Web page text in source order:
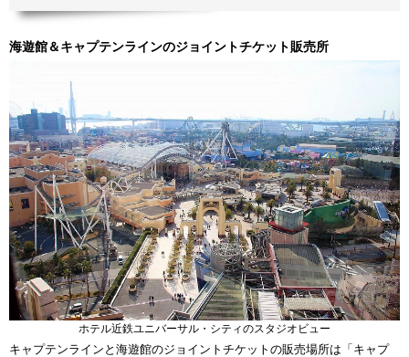
海遊館＆キャプテンラインのジョイントチケット販売所
ホテル近鉄ユニバーサル・シティのスタジオビュー
キャプテンラインと海遊館のジョイントチケットの販売場所は「キャプ